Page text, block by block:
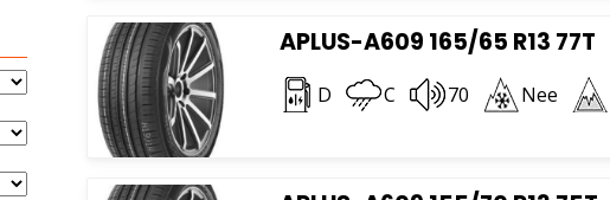
APLUS-A609 165/65 R13 77T
D C 70 Nee